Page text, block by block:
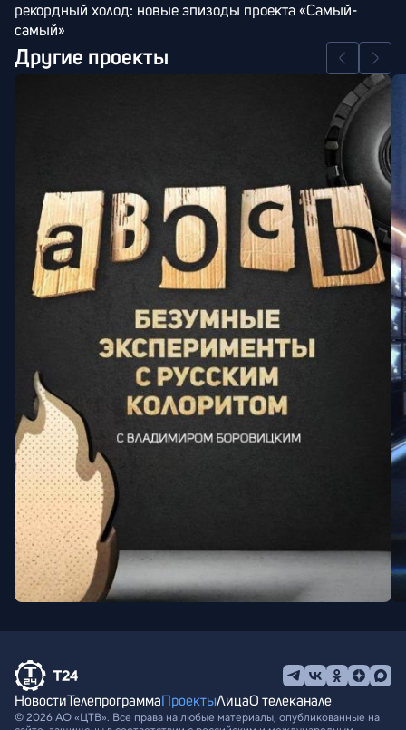
рекордный холод: новые эпизоды проекта «Самый-
самый»
Другие проекты
НовостиТелепрограммаПроектыЛицаО телеканале
© 2026 АО «ЦТВ». Все права на любые материалы, опубликованные на